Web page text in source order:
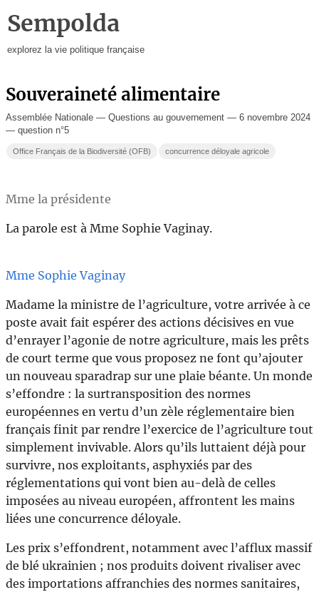
Sempolda
explorez la vie politique française
Souveraineté alimentaire
Assemblée Nationale — Questions au gouvernement — 6 novembre 2024
— question n°5
Office Français de la Biodiversité (OFB) concurrence déloyale agricole
Mme la présidente
La parole est à Mme Sophie Vaginay.
Mme Sophie Vaginay
Madame la ministre de l’agriculture, votre arrivée à ce
poste avait fait espérer des actions décisives en vue
d’enrayer l’agonie de notre agriculture, mais les prêts
de court terme que vous proposez ne font qu’ajouter
un nouveau sparadrap sur une plaie béante. Un monde
s’effondre : la surtransposition des normes
européennes en vertu d’un zèle réglementaire bien
français finit par rendre l’exercice de l’agriculture tout
simplement invivable. Alors qu’ils luttaient déjà pour
survivre, nos exploitants, asphyxiés par des
réglementations qui vont bien au-delà de celles
imposées au niveau européen, affrontent les mains
liées une concurrence déloyale.
Les prix s’effondrent, notamment avec l’afflux massif
de blé ukrainien ; nos produits doivent rivaliser avec
des importations affranchies des normes sanitaires,